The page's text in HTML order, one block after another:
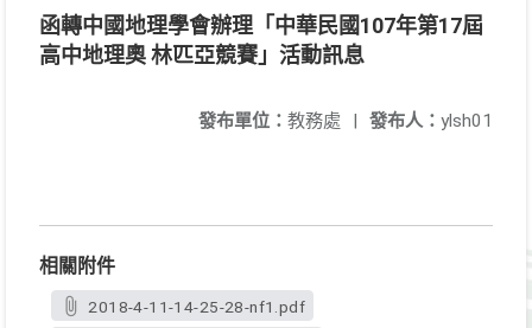
函轉中國地理學會辦理「中華民國107年第17屆
高中地理奧 林匹亞競賽」活動訊息
發布人： ylsh01
發布單位： 教務處 |
相關附件
2018-4-11-14-25-28-nf1.pdf